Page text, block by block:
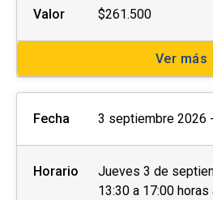
Valor $261.500
Ver más
Fecha 3 septiembre 2026
Horario
Jueves 3 de
13:30 a 17:00 horas